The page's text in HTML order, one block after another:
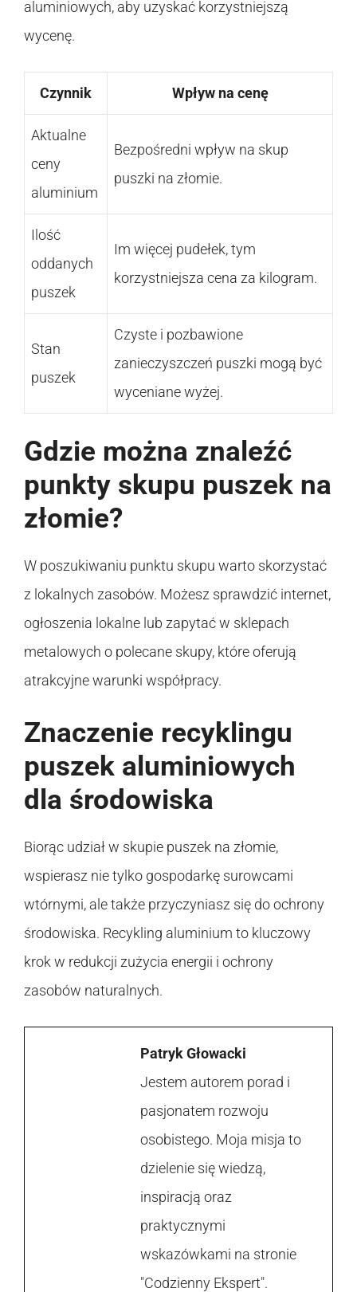
aluminiowych, aby uzyskać korzystniejszą
wycenę.
Czynnik Wpływ na cenę
Aktualne
ceny
aluminium
Bezpośredni wpływ na skup
puszki na złomie.
Ilość
oddanych
puszek
Im więcej pudełek, tym
korzystniejsza cena za kilogram.
Stan
puszek
Czyste i pozbawione
zanieczyszczeń puszki mogą być
wyceniane wyżej.
Gdzie można znaleźć
punkty skupu puszek na
złomie?
W poszukiwaniu punktu skupu warto skorzystać
z lokalnych zasobów. Możesz sprawdzić internet,
ogłoszenia lokalne lub zapytać w sklepach
metalowych o polecane skupy, które oferują
atrakcyjne warunki współpracy.
Znaczenie recyklingu
puszek aluminiowych
dla środowiska
Biorąc udział w skupie puszek na złomie,
wspierasz nie tylko gospodarkę surowcami
wtórnymi, ale także przyczyniasz się do ochrony
środowiska. Recykling aluminium to kluczowy
krok w redukcji zużycia energii i ochrony
zasobów naturalnych.
Patryk Głowacki
Jestem autorem porad i
pasjonatem rozwoju
osobistego. Moja misja to
dzielenie się wiedzą,
inspiracją oraz
praktycznymi
wskazówkami na stronie
"Codzienny Ekspert".